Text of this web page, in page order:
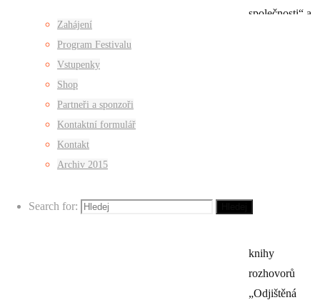
Zahájení
Program Festivalu
Vstupenky
Shop
Partneři a sponzoři
Kontaktní formulář
Kontakt
Archiv 2015
Search for:
společnosti“ a
zároveň
knihy
rozhovorů
„Odjištěná